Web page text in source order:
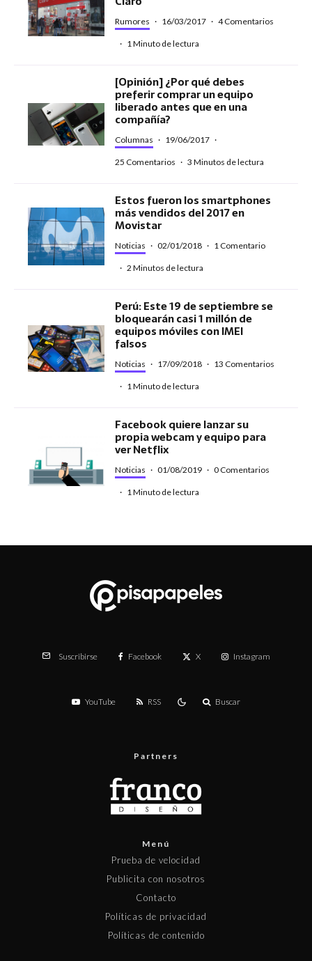
Rumores · 16/03/2017 · 4 Comentarios
· 1 Minuto de lectura
[Opinión] ¿Por qué debes
preferir comprar un equipo
liberado antes que en una
compañía?
Columnas · 19/06/2017 ·
25 Comentarios · 3 Minutos de lectura
Estos fueron los smartphones
más vendidos del 2017 en
Movistar
Noticias · 02/01/2018 · 1 Comentario
· 2 Minutos de lectura
Perú: Este 19 de septiembre se
bloquearán casi 1 millón de
equipos móviles con IMEI
falsos
Noticias · 17/09/2018 · 13 Comentarios
· 1 Minuto de lectura
Facebook quiere lanzar su
propia webcam y equipo para
ver Netflix
Noticias · 01/08/2019 · 0 Comentarios
· 1 Minuto de lectura
Suscribirse Facebook X Instagram
YouTube RSS Buscar
Partners
Menú
Prueba de velocidad
Publicita con nosotros
Contacto
Políticas de privacidad
Políticas de contenido